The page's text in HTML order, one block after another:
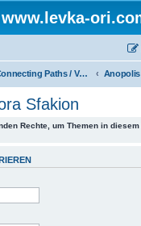
www.levka-
Connecting Paths / Verbindungswege
Sfakion
Rechte, um Themen in